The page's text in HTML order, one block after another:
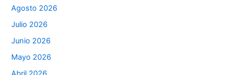
Agosto 2026
Julio 2026
Junio 2026
Mayo 2026